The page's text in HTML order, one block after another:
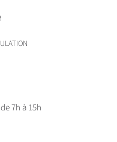
7h à 15h